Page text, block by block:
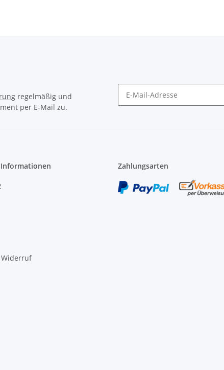
regelmäßig und
per E-Mail zu.
Widerruf
Zahlungsarten